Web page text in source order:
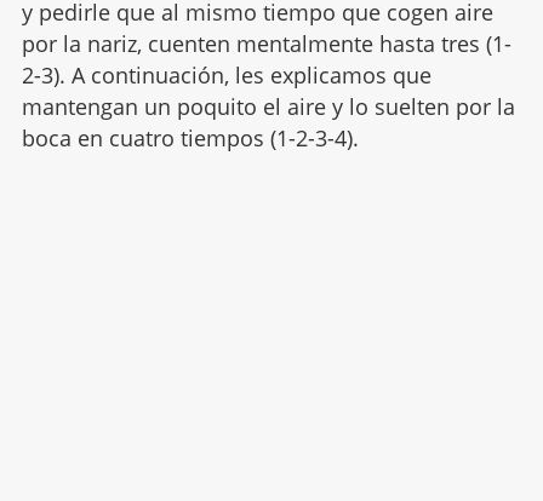
y pedirle que al mismo tiempo que cogen aire
por la nariz, cuenten mentalmente hasta tres (1-
2-3). A continuación, les explicamos que
mantengan un poquito el aire y lo suelten por la
boca en cuatro tiempos (1-2-3-4).